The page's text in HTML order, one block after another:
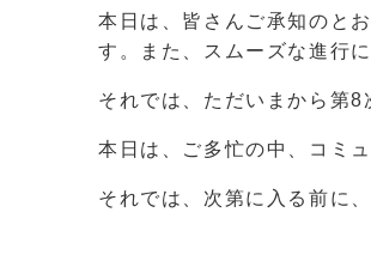
本日は、皆さんご承知のと
す。また、スムーズな進行
それでは、ただいまから第8
本日は、ご多忙の中、コミ
それでは、次第に入る前に